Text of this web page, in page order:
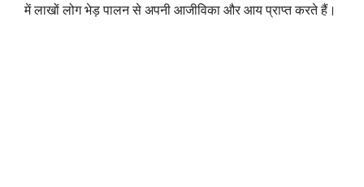
में लाखों लोग भेड़ पालन से अपनी आजीविका और आय प्राप्त करते हैं।